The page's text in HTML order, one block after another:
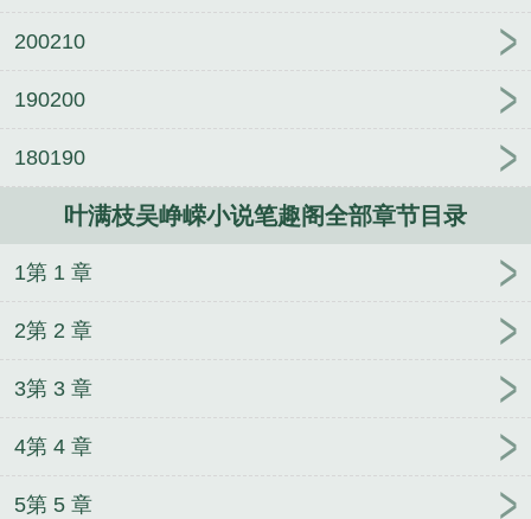
200210
190200
180190
叶满枝吴峥嵘小说笔趣阁全部章节目录
1第 1 章
2第 2 章
3第 3 章
4第 4 章
5第 5 章